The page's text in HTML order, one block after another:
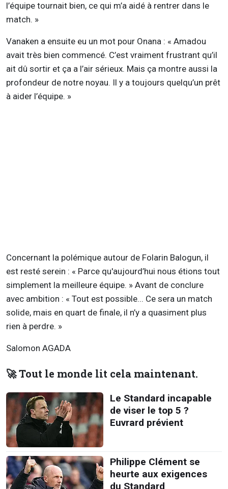
l’équipe tournait bien, ce qui m’a aidé à rentrer dans le
match. »
Vanaken a ensuite eu un mot pour Onana : « Amadou
avait très bien commencé. C’est vraiment frustrant qu’il
ait dû sortir et ça a l’air sérieux. Mais ça montre aussi la
profondeur de notre noyau. Il y a toujours quelqu’un prêt
à aider l’équipe. »
Concernant la polémique autour de Folarin Balogun, il
est resté serein : « Parce qu'aujourd’hui nous étions tout
simplement la meilleure équipe. » Avant de conclure
avec ambition : « Tout est possible... Ce sera un match
solide, mais en quart de finale, il n’y a quasiment plus
rien à perdre. »
Salomon AGADA
🚀 Tout le monde lit cela maintenant.
Le Standard incapable
de viser le top 5 ?
Euvrard prévient
Philippe Clément se
heurte aux exigences
du Standard